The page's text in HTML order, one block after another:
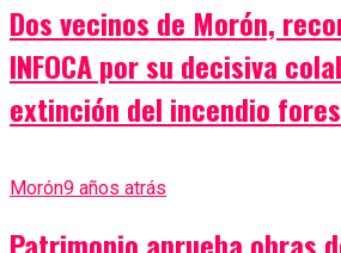
Dos vecinos de Morón,
INFOCA por su decisiva
extinción del incendio
Morón9 años atrás